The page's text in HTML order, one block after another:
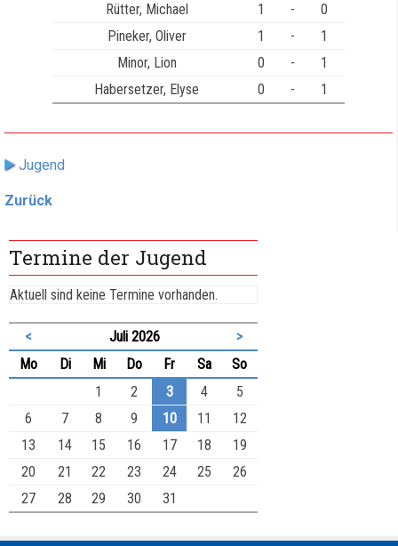
Rütter, Michael
1 -
0
Pineker, Oliver
1 -
1
Minor, Lion
0 -
1
Habersetzer, Elyse
0 - 1
Jugend
Zurück
Termine der Jugend
Aktuell sind keine Termine vorhanden.
< Juli 2026
>
Montag Dienstag
Mittwoch
Donnerstag
FreitagSamstag
Sonntag
1
2 3 4
5
6
7 8 9 10 11
12
13
14 15 16 17 18
19
20
21 22 23 24 25
26
27
28 29 30 31